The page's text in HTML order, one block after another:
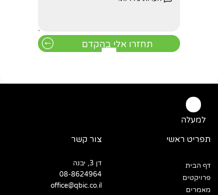
למעלה
תפריט ראשי
דף הבית
פרויקטים
מאמרים
צור קשר
דן 3, יבנה
08-8624964
office@qbic.co.il